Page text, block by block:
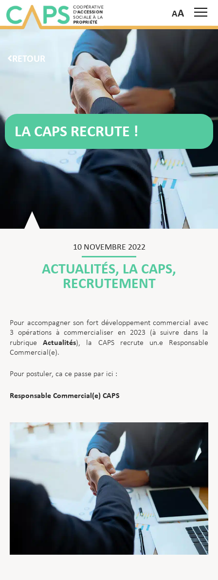
RETOUR
LA CAPS RECRUTE !
10 NOVEMBRE 2022
ACTUALITÉS, LA CAPS,
RECRUTEMENT
Pour accompagner son fort développement commercial avec
3 opérations à commercialiser en 2023 (à suivre dans la
rubriqueActualités), la CAPS recrute un.e Responsable
Commercial(e).
Pour postuler, ca ce passe par ici :
Responsable Commercial(e) CAPS
A